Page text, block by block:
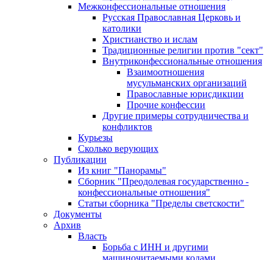
Межконфессиональные отношения
Русская Православная Церковь и
католики
Христианство и ислам
Традиционные религии против "сект"
Внутриконфессиональные отношения
Взаимоотношения
мусульманских организаций
Православные юрисдикции
Прочие конфессии
Другие примеры сотрудничества и
конфликтов
Курьезы
Сколько верующих
Публикации
Из книг "Панорамы"
Сборник "Преодолевая государственно -
конфессиональные отношения"
Статьи сборника "Пределы светскости"
Документы
Архив
Власть
Борьба с ИНН и другими
машиночитаемыми кодами